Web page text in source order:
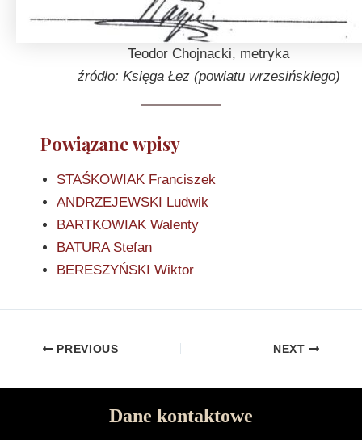
Teodor Chojnacki, metryka
źródło: Księga Łez (powiatu wrzesińskiego)
Powiązane wpisy
STAŚKOWIAK Franciszek
ANDRZEJEWSKI Ludwik
BARTKOWIAK Walenty
BATURA Stefan
BERESZYŃSKI Wiktor
PREVIOUS NEXT
Dane kontaktowe